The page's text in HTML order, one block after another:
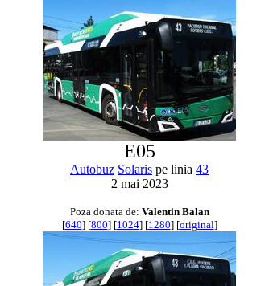
E05
Autobuz Solaris pe linia 43
2 mai 2023
Poza donata de: Valentin Balan
[640] [800] [1024] [1280] [original]